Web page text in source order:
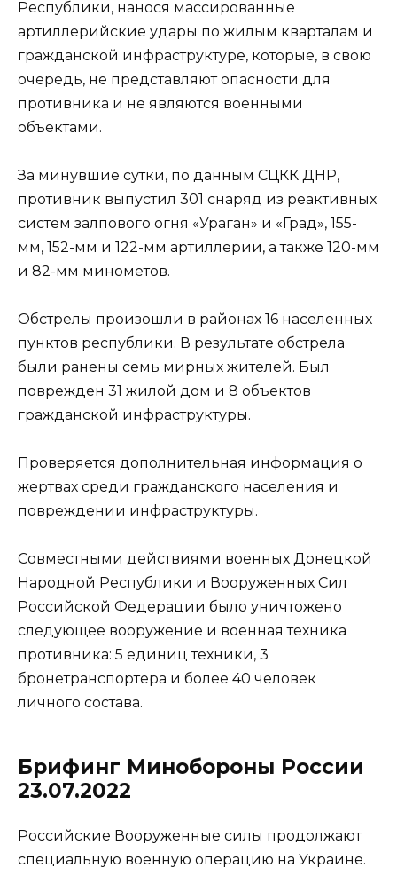
Республики, нанося массированные
артиллерийские удары по жилым кварталам и
гражданской инфраструктуре, которые, в свою
очередь, не представляют опасности для
противника и не являются военными
объектами.
За минувшие сутки, по данным СЦКК ДНР,
противник выпустил 301 снаряд из реактивных
систем залпового огня «Ураган» и «Град», 155-
мм, 152-мм и 122-мм артиллерии, а также 120-мм
и 82-мм минометов.
Обстрелы произошли в районах 16 населенных
пунктов республики. В результате обстрела
были ранены семь мирных жителей. Был
поврежден 31 жилой дом и 8 объектов
гражданской инфраструктуры.
Проверяется дополнительная информация о
жертвах среди гражданского населения и
повреждении инфраструктуры.
Совместными действиями военных Донецкой
Народной Республики и Вооруженных Сил
Российской Федерации было уничтожено
следующее вооружение и военная техника
противника: 5 единиц техники, 3
бронетранспортера и более 40 человек
личного состава.
Брифинг Минобороны России
23.07.2022
Российские Вооруженные силы продолжают
специальную военную операцию на Украине.